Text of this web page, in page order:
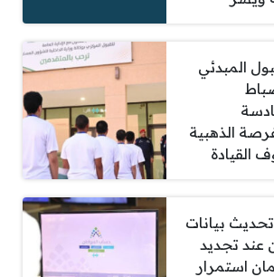
المبدئي
الذهبية
القيادة
بيانات
عند تجديد
استمرار